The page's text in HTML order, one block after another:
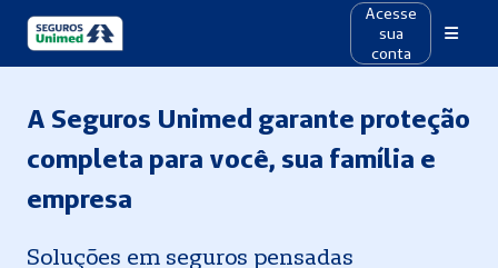
Acesse
sua
conta
A Seguros Unimed garante proteção
completa para você, sua família e
empresa
Soluções em seguros pensadas